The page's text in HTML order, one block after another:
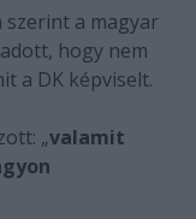
szerint a magyar
hogy nem
a DK képviselt.
„valamit